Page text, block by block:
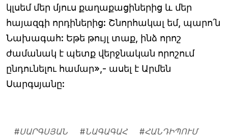
կլսեմ մեր մյուս քաղաքացիներից և մեր
հայազգի որդիներից: Շնորհակալ եմ, պարո՛ն
Նախագահ: Եթե թույլ տաք, ինձ որոշ
ժամանակ է պետք վերջնական որոշում
ընդունելու համար»,- ասել է Արմեն
Սարգսյանը:
#ՍԱՐԳՍՅԱՆ #ՆԱԳԱԳԱՀ #ՀԱՆԴԻՊՈՒՄ